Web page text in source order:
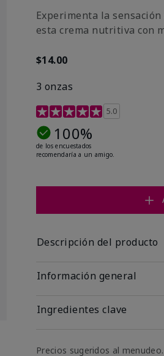
Experimenta la
esta crema nutritiva con
$14.00
3 onzas
Calificación de clientes de 5
5.0
100%
de los encuestados
recomendaría a un amigo.
Descripción del producto
Información general
Ingredientes clave
Precios sugeridos al menudeo.